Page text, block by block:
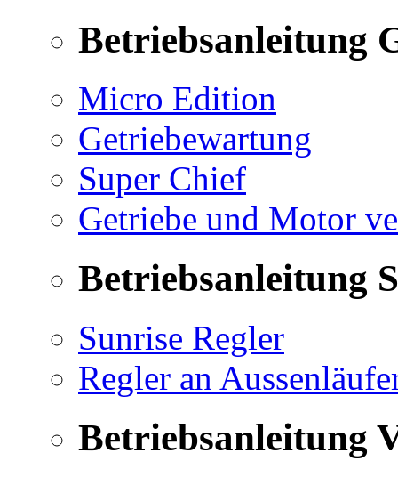
Betriebsanleitung
Micro Edition
Getriebewartung
Super Chief
Getriebe und Motor
Betriebsanleitung
Sunrise Regler
Regler an
Betriebsanleitung